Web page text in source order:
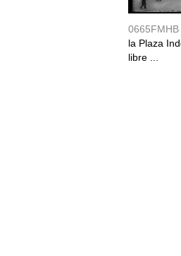
0665FMHB
la Plaza
libre ...